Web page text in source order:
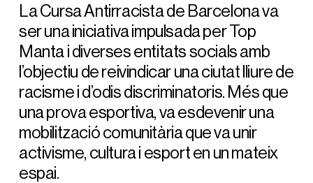
La Cursa Antirracista de Barcelona va
ser una iniciativa impulsada per Top
Manta i diverses entitats socials amb
l’objectiu de reivindicar una ciutat lliure de
racisme i d’odis discriminatoris. Més que
una prova esportiva, va esdevenir una
mobilització comunitària que va unir
activisme, cultura i esport en un mateix
espai.